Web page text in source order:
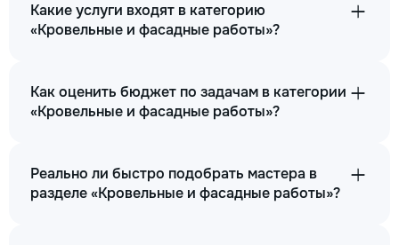
Какие услуги входят в категорию
«Кровельные и фасадные работы»?
Как оценить бюджет по задачам в категории
«Кровельные и фасадные работы»?
Реально ли быстро подобрать мастера в
разделе «Кровельные и фасадные работы»?